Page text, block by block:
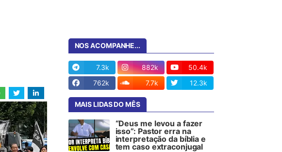
NOS ACOMPANHE...
7.3k 882k
50.4k
762k
7.7k 12.3k
MAIS LIDAS DO MÊS
“Deus me levou a fazer
isso”: Pastor erra na
interpretação da bíblia e
tem caso extraconjugal